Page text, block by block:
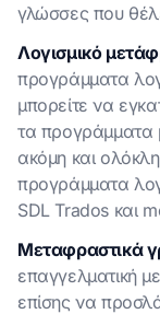
γλώσσες που
Λογισμικό
προγράμματα
μπορείτε να
τα
ακόμη και
προγράμματα
SDL Trados και
Μεταφραστικά
επαγγελματική
επίσης να